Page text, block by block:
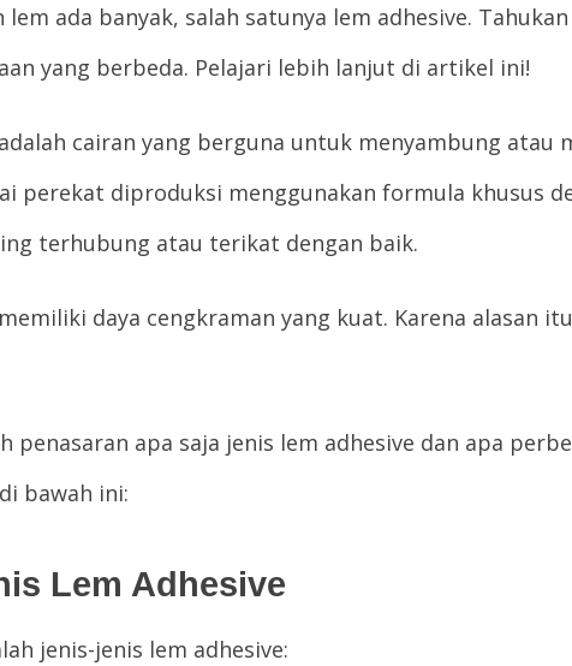
ada banyak, salah satunya lem adhesive.
yang berbeda. Pelajari lebih lanjut di artikel ini!
cairan yang berguna untuk menyambung atau
perekat diproduksi menggunakan formula khusus
terhubung atau terikat dengan baik.
daya cengkraman yang kuat. Karena alasan
penasaran apa saja jenis lem adhesive dan apa
bawah ini:
Lem Adhesive
jenis-jenis lem adhesive: